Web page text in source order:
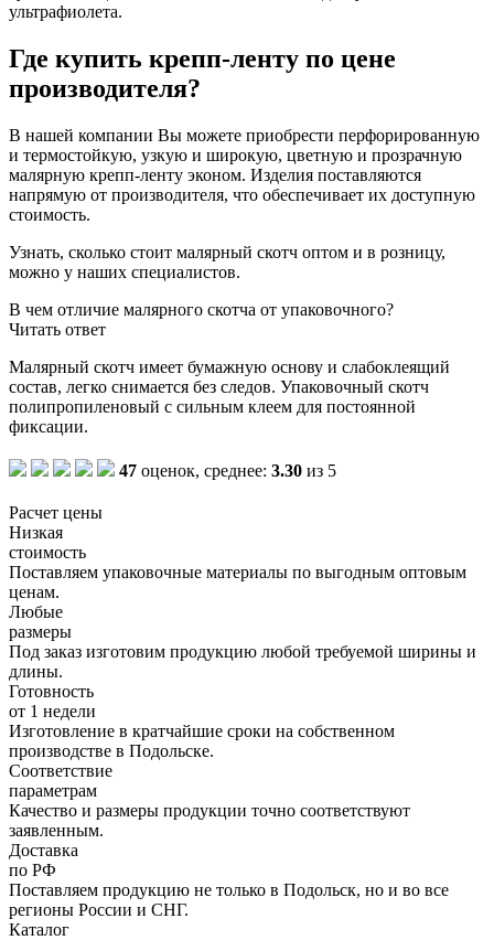
ультрафиолета.
Где купить крепп-ленту по цене
производителя?
В нашей компании Вы можете приобрести перфорированную
и термостойкую, узкую и широкую, цветную и прозрачную
малярную крепп-ленту эконом. Изделия поставляются
напрямую от производителя, что обеспечивает их доступную
стоимость.
Узнать, сколько стоит малярный скотч оптом и в розницу,
можно у наших специалистов.
В чем отличие малярного скотча от упаковочного?
Читать ответ
Малярный скотч имеет бумажную основу и слабоклеящий
состав, легко снимается без следов. Упаковочный скотч
полипропиленовый с сильным клеем для постоянной
фиксации.
47 оценок, среднее: 3.30 из 5
Расчет цены
Низкая
стоимость
Поставляем упаковочные материалы по выгодным оптовым
ценам.
Любые
размеры
Под заказ изготовим продукцию любой требуемой ширины и
длины.
Готовность
от 1 недели
Изготовление в кратчайшие сроки на собственном
производстве в Подольске.
Соответствие
параметрам
Качество и размеры продукции точно соответствуют
заявленным.
Доставка
по РФ
Поставляем продукцию не только в Подольск, но и во все
регионы России и СНГ.
Каталог